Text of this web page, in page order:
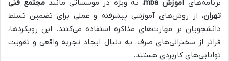
برنامه‌هایآموزش mba ، به ویژه در موسساتی مانند مجتمع فنی
تهران، از روش‌های آموزشی پیشرفته و عملی برای تضمین تسلط
دانشجویان بر مهارت‌های مذاکره استفاده می‌کنند. این رویکردها،
فراتر از سخنرانی‌های صرف، به دنبال ایجاد تجربه واقعی و تقویت
توانایی‌های کاربردی هستند.